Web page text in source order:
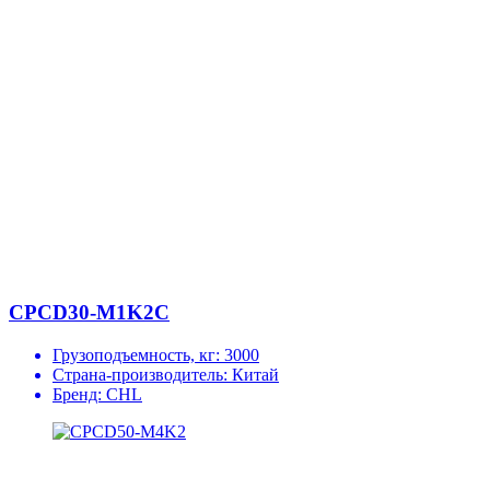
CPCD30-M1K2C
Грузоподъемность, кг: 3000
Страна-производитель: Китай
Бренд: CHL